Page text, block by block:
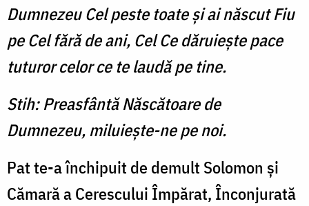
Dumnezeu Cel peste toate şi ai născut Fiu
pe Cel fără de ani, Cel Ce dăruieşte pace
tuturor celor ce te laudă pe tine.
Stih: Preasfântă Născătoare de
Dumnezeu, miluieşte-ne pe noi.
Pat te-a închipuit de demult Solomon şi
Cămară a Cerescului Împărat, Înconjurată